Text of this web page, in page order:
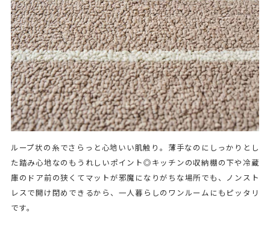
ループ状の糸でさらっと心地いい肌触り。薄手なのにしっかりとし
た踏み心地なのもうれしいポイント◎キッチンの収納棚の下や冷蔵
庫のドア前の狭くてマットが邪魔になりがちな場所でも、ノンスト
レスで開け閉めできるから、一人暮らしのワンルームにもピッタリ
です。